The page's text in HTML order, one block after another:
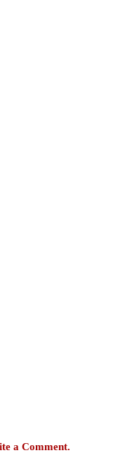
a Comment.